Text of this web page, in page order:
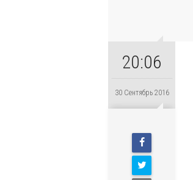
20:06
30 Сентябрь 2016